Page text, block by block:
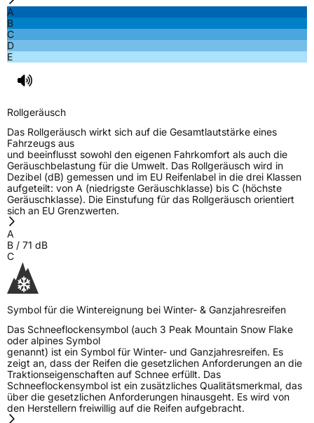
A
B
C
D
E
Rollgeräusch
Das Rollgeräusch wirkt sich auf die Gesamtlautstärke eines
Fahrzeugs aus
und beeinflusst sowohl den eigenen Fahrkomfort als auch die
Geräuschbelastung für die Umwelt. Das Rollgeräusch wird in
Dezibel (dB) gemessen und im EU Reifenlabel in die drei Klassen
aufgeteilt: von A (niedrigste Geräuschklasse) bis C (höchste
Geräuschklasse). Die Einstufung für das Rollgeräusch orientiert
sich an EU Grenzwerten.
A
B / 71 dB
C
Symbol für die Wintereignung bei Winter- & Ganzjahresreifen
Das Schneeflockensymbol (auch 3 Peak Mountain Snow Flake
oder alpines Symbol
genannt) ist ein Symbol für Winter- und Ganzjahresreifen. Es
zeigt an, dass der Reifen die gesetzlichen Anforderungen an die
Traktionseigenschaften auf Schnee erfüllt. Das
Schneeflockensymbol ist ein zusätzliches Qualitätsmerkmal, das
über die gesetzlichen Anforderungen hinausgeht. Es wird von
den Herstellern freiwillig auf die Reifen aufgebracht.